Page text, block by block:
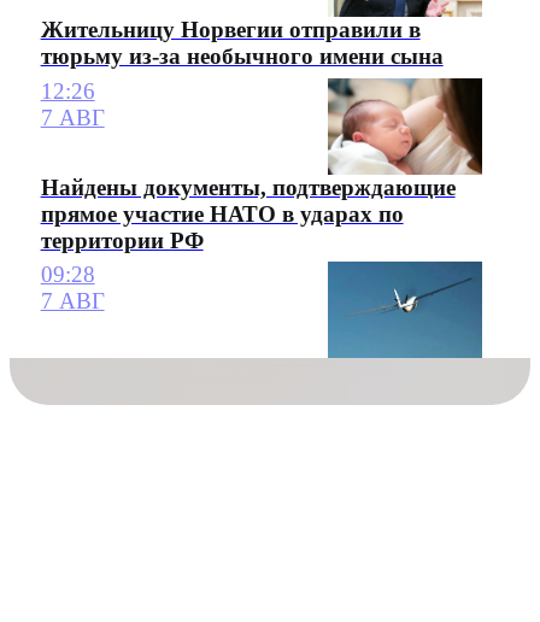
Жительницу Норвегии отправили в
тюрьму из-за необычного имени сына
12:26
7 АВГ
Найдены документы, подтверждающие
прямое участие НАТО в ударах по
территории РФ
09:28
7 АВГ